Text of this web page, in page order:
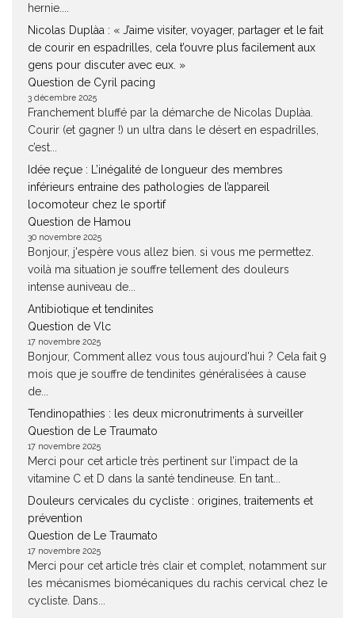
hernie....
Nicolas Duplàa : « J’aime visiter, voyager, partager et le fait
de courir en espadrilles, cela t’ouvre plus facilement aux
gens pour discuter avec eux. »
Question de Cyril pacing
3 décembre 2025
Franchement bluffé par la démarche de Nicolas Duplàa.
Courir (et gagner !) un ultra dans le désert en espadrilles,
c’est...
Idée reçue : L’inégalité de longueur des membres
inférieurs entraine des pathologies de l’appareil
locomoteur chez le sportif
Question de Hamou
30 novembre 2025
Bonjour, j'espère vous allez bien. si vous me permettez.
voilà ma situation je souffre tellement des douleurs
intense auniveau de...
Antibiotique et tendinites
Question de Vlc
17 novembre 2025
Bonjour, Comment allez vous tous aujourd'hui ? Cela fait 9
mois que je souffre de tendinites généralisées à cause
de...
Tendinopathies : les deux micronutriments à surveiller
Question de Le Traumato
17 novembre 2025
Merci pour cet article très pertinent sur l’impact de la
vitamine C et D dans la santé tendineuse. En tant...
Douleurs cervicales du cycliste : origines, traitements et
prévention
Question de Le Traumato
17 novembre 2025
Merci pour cet article très clair et complet, notamment sur
les mécanismes biomécaniques du rachis cervical chez le
cycliste. Dans...